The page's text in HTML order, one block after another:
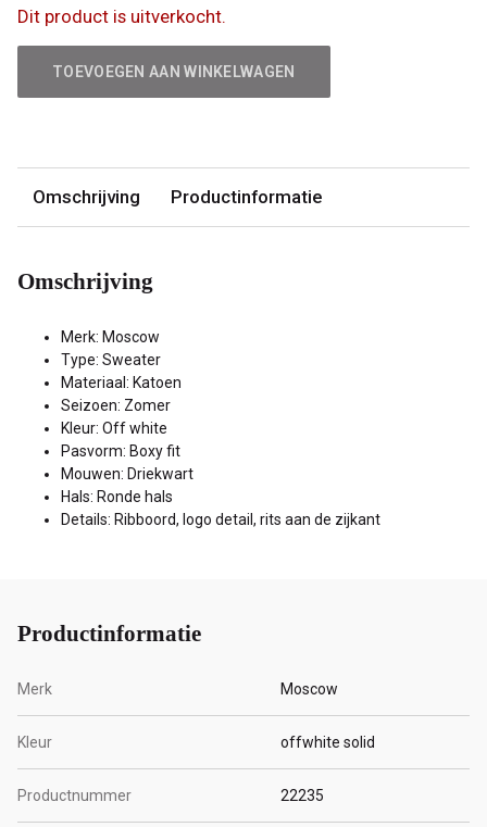
Dit product is uitverkocht.
TOEVOEGEN AAN WINKELWAGEN
Omschrijving Productinformatie
Omschrijving
Merk: Moscow
Type: Sweater
Materiaal: Katoen
Seizoen: Zomer
Kleur: Off white
Pasvorm: Boxy fit
Mouwen: Driekwart
Hals: Ronde hals
Details: Ribboord, logo detail, rits aan de zijkant
Productinformatie
Merk Moscow
Kleur offwhite solid
Productnummer 22235